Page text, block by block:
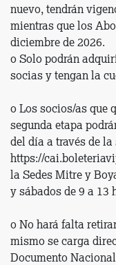
nuevo, tendrán
mientras que los
diciembre de 2026.
o Solo podrán
socias y tengan la
o Los socios/as que
segunda etapa
del día a través de
https://
la Sedes Mitre y
y sábados de 9 a 13
o No hará falta
mismo se carga
Documento